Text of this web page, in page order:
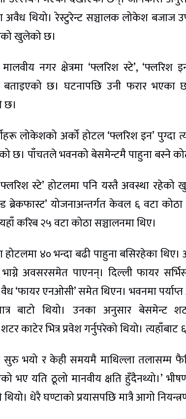
अवैध थियो। रेस्टुरेन्ट सञ्चालक लोकेश
खुलेको छ।
नगर क्षेत्रमा ‘फ्लरिश स्टे’, ‘फ्लरिश
बताइएको छ। घटनापछि उनी फरार भएका
छ।
लोकेशको अर्को होटल ‘फ्लरिश इन’ पुग्दा
छ। पाँचतले भवनको बेसमेन्टमै पाहुना बस्ने
स्टे’ होटलमा पनि यस्तै अवस्था
ब्रेकफास्ट’ योजनाअन्तर्गत केवल ६ वटा
करिब २५ वटा कोठा सञ्चालनमा थिए।
४० भन्दा बढी पाहुना बसिरहेका
अवसरसमेत पाएनन्। दिल्ली फायर
‘फायर एनओसी’ समेत थिएन। भवनमा पर्याप्त
बाटो थियो। उनका अनुसार बेसमेन्ट
काटेर भित्र प्रवेश गर्नुपरेको थियो। त्यहाँबाट
भयो र केही समयमै माथिल्ला तलासम्म
भए यति ठूलो मानवीय क्षति हुँदैनथ्यो।’
धेरै घण्टाको प्रयासपछि मात्रै आगो